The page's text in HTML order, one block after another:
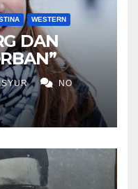
WESTERN
DAN
NO